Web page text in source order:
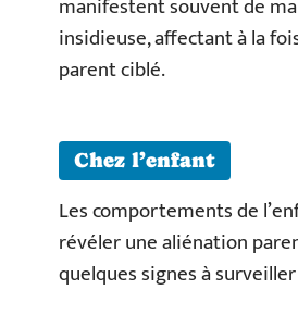
manifestent souvent de
insidieuse, affectant à la
parent ciblé.
Chez l’enfant
Les comportements de
révéler une aliénation
quelques signes à